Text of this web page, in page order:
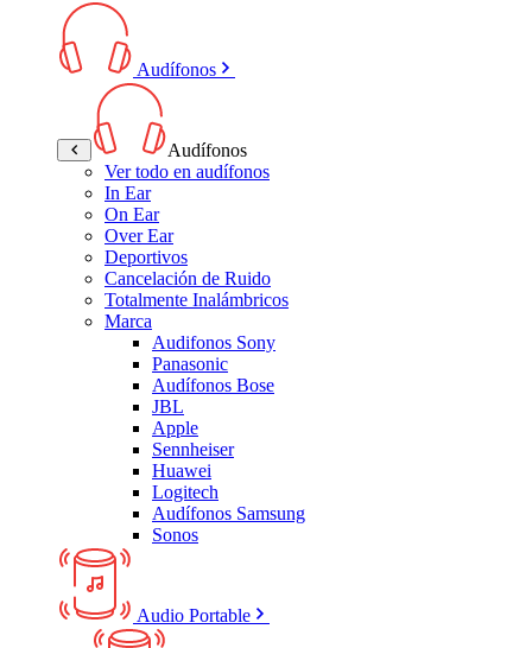
Audífonos
Audífonos
Ver todo en audífonos
In Ear
On Ear
Over Ear
Deportivos
Cancelación de Ruido
Totalmente Inalámbricos
Marca
Audifonos Sony
Panasonic
Audífonos Bose
JBL
Apple
Sennheiser
Huawei
Logitech
Audífonos Samsung
Sonos
Audio Portable